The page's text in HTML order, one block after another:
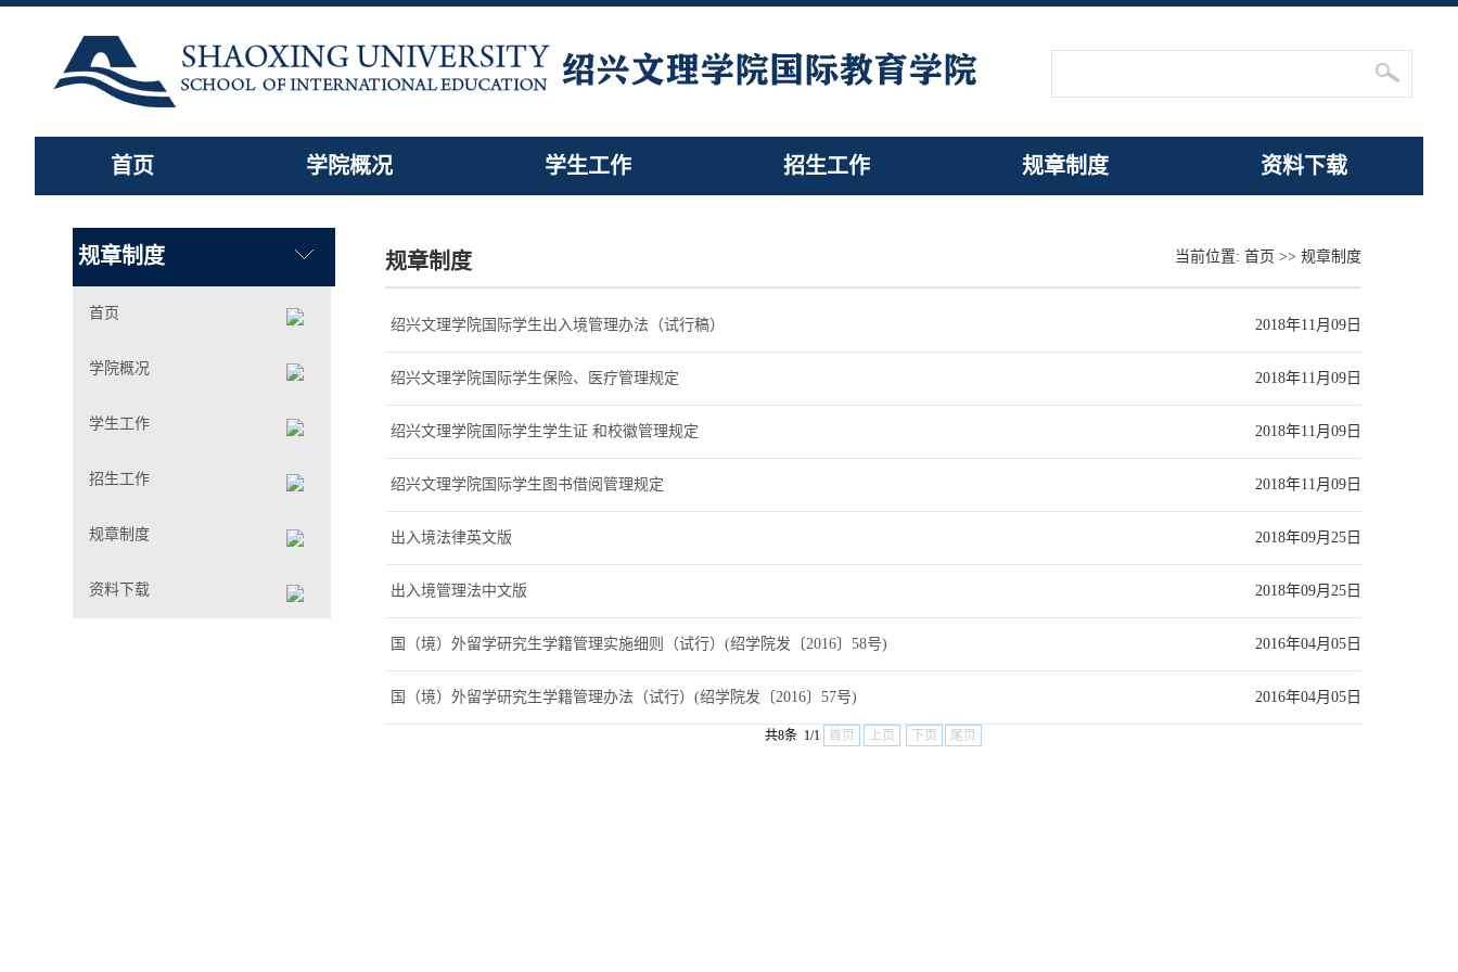
首页 学院概况 学生工作 招生工作 规章制度 资料下载
规章制度
首页
学院概况
学生工作
招生工作
规章制度
资料下载
当前位置: 首页 >> 规章制度
规章制度
2018年11月09日
绍兴文理学院国际学生出入境管理办法（试行稿）
2018年11月09日
绍兴文理学院国际学生保险、医疗管理规定
2018年11月09日
绍兴文理学院国际学生学生证 和校徽管理规定
2018年11月09日
绍兴文理学院国际学生图书借阅管理规定
2018年09月25日
出入境法律英文版
2018年09月25日
出入境管理法中文版
2016年04月05日
国（境）外留学研究生学籍管理实施细则（试行）(绍学院发〔2016〕58号)
2016年04月05日
国（境）外留学研究生学籍管理办法（试行）(绍学院发〔2016〕57号)
共8条 1/1 首页 上页 下页 尾页